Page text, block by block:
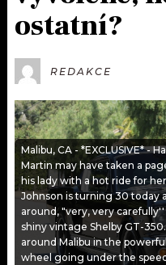
AKTUÁLNĚ
ROZHOVORY
#NEBUDUDOMA
KALENDÁŘ
KVÍZY
VIP
PODCASTY
JAK NALADIT
APLIKACE
PROGRAM
PLAYLIST
JAK NALADIT
SOUTĚŽE
ostatní?
REDAKCE
Malibu, CA - *EXCLUSIVE* -
Martin may have taken a
his lady with a hot ride for
Johnson is turning 30 today
around, "very, very
shiny vintage Shelby GT-
around Malibu in the
wheel going under the